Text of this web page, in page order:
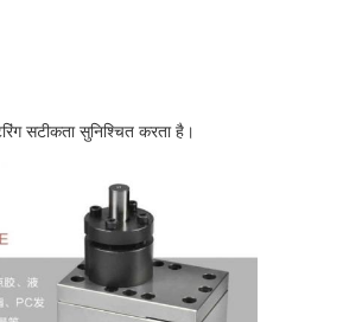
सटीकता सुनिश्चित करता है।